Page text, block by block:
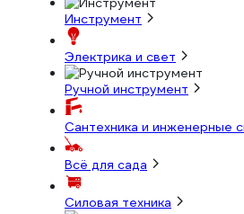
Инструмент
Электрика и свет
Ручной инструмент
Сантехника и инженерные
Всё для сада
Силовая техника